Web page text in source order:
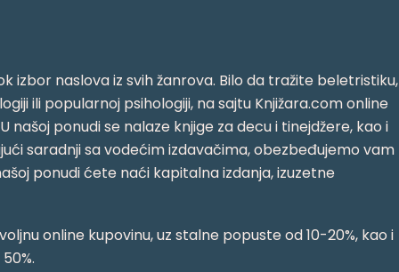
izbor naslova iz svih žanrova. Bilo da tražite beletristiku,
ili popularnoj psihologiji, na sajtu Knjižara.com online
ponudi se nalaze knjige za decu i tinejdžere, kao i
saradnji sa vodećim izdavačima, obezbeđujemo vam
ponudi ćete naći kapitalna izdanja, izuzetne
online kupovinu, uz stalne popuste od 10-20%, kao i